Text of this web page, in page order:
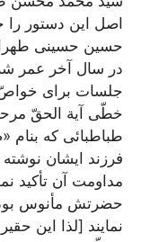
اصل این دستور را
حسین حسینی
در سال آخر عمر
جلسات برای
خطّی آیة الحقّ
طباطبائی که بنام
فرزند ایشان
مداومت آن تأکید
حضرتش مأنوس
نمایند [لذا این